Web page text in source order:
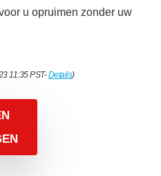
u opruimen zonder uw
11:35 PST-Details)